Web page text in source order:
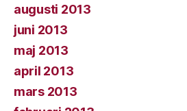
augusti 2013
juni 2013
maj 2013
april 2013
mars 2013